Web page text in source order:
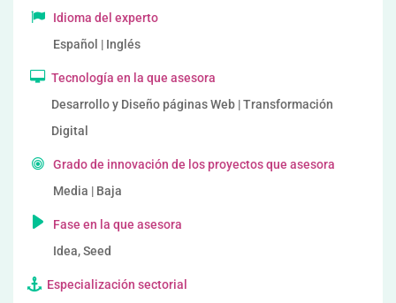
Idioma del experto
Español | Inglés
Tecnología en la que asesora
Desarrollo y Diseño páginas Web | Transformación
Digital
Grado de innovación de los proyectos que asesora
Media | Baja
Fase en la que asesora
Idea, Seed
Especialización sectorial